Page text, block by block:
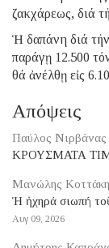
ζακχάρεως, διά
Ἡ δαπάνη διά τήν
παράγῃ 12.500
θά ἀνέλθῃ εἰς
Απόψεις
Παύλος Νιρβάνας
ΚΡΟΥΣΜΑΤΑ
Μανώλης
Ἡ ἠχηρά σιωπή
Αυγ 09, 2026